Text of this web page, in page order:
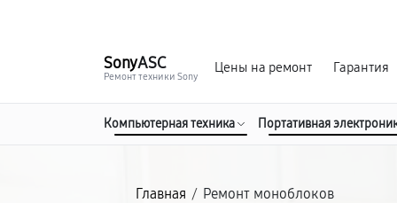
SonyASC
Ремонт техники Sony
Цены на ремонт Гарантия
Компьютерная техника Портативная
Главная / Ремонт моноблоков